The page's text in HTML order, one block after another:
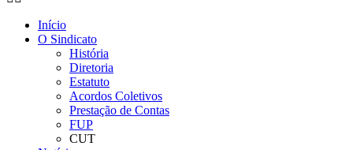
Início
O Sindicato
História
Diretoria
Estatuto
Acordos Coletivos
Prestação de Contas
FUP
CUT